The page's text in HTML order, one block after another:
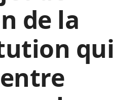
de la
qui